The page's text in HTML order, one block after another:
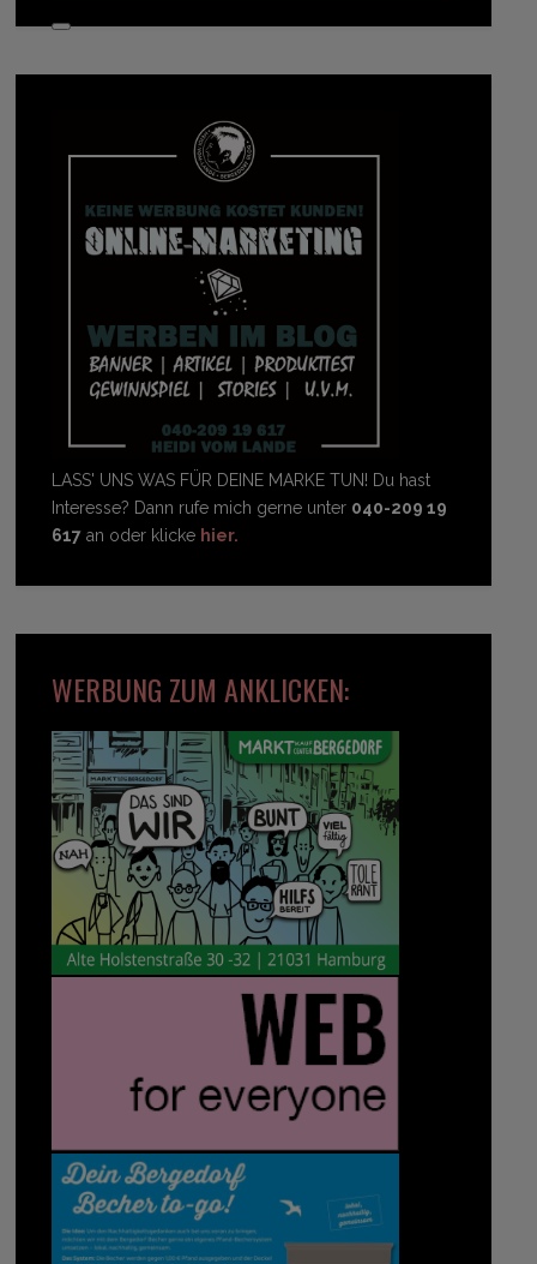
LASS' UNS WAS FÜR DEINE MARKE TUN! Du hast
Interesse? Dann rufe mich gerne unter 040-209 19
617 an oder klicke hier.
WERBUNG ZUM ANKLICKEN: